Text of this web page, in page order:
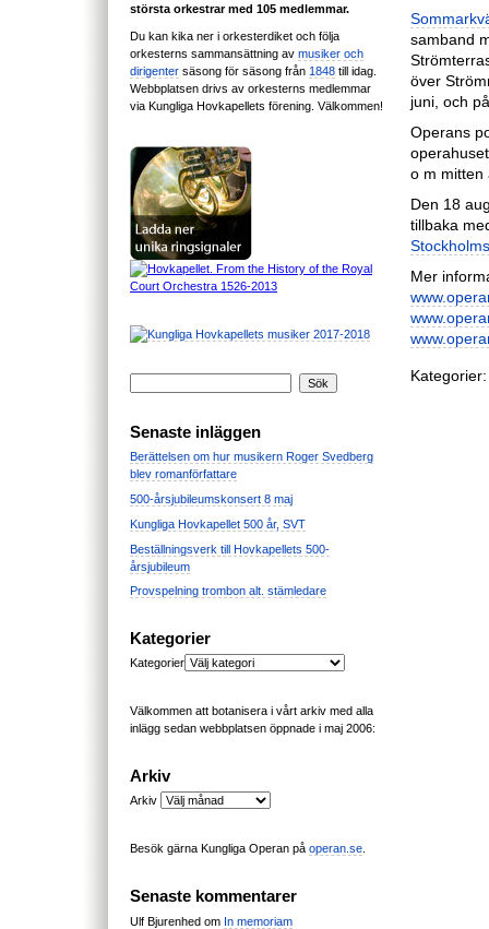
största orkestrar med 105 medlemmar.
Du kan kika ner i orkesterdiket och följa
orkesterns sammansättning av musiker och
dirigenter säsong för säsong från 1848 till idag.
Webbplatsen drivs av orkesterns medlemmar
via Kungliga Hovkapellets förening. Välkommen!
Senaste inläggen
Berättelsen om hur musikern Roger Svedberg
blev romanförfattare
500-årsjubileumskonsert 8 maj
Kungliga Hovkapellet 500 år, SVT
Beställningsverk till Hovkapellets 500-
årsjubileum
Provspelning trombon alt. stämledare
Kategorier
Kategorier
Välkommen att botanisera i vårt arkiv med alla
inlägg sedan webbplatsen öppnade i maj 2006:
Arkiv
Arkiv
Besök gärna Kungliga Operan på operan.se
Senaste kommentarer
Ulf Bjurenhed om In memoriam
samband
över
juni, och
Operans
o m mitten
Den 18
tillbaka
Mer
Kategorier: